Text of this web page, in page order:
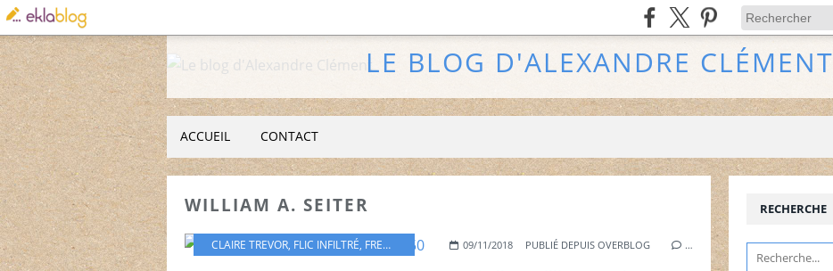
LE BLOG D'ALEXANDRE CLÉMENT
ACCUEIL CONTACT
WILLIAM A. SEITER
CLAIRE TREVOR, FLIC INFILTRÉ, FRED MCMURRAY , MEXIQUE,POLAR,WILLIAM A. SEITER
09/11/2018 PUBLIÉ DEPUIS OVERBLOG …
RECHERCHE